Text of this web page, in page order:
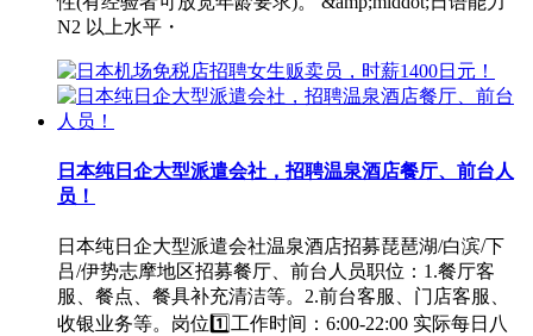
N2 以上水平・
日本纯日企大型派遣会社，招聘温泉酒店餐厅、前台人
员！
日本纯日企大型派遣会社温泉酒店招募琵琶湖/白滨/下
吕/伊势志摩地区招募餐厅、前台人员职位：1.餐厅客
服、餐点、餐具补充清洁等。2.前台客服、门店客服、
收银业务等。岗位1️⃣工作时间：6:00-22:00 实际每日八